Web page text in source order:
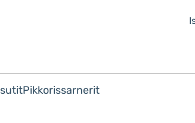
Pikkorissarnerit